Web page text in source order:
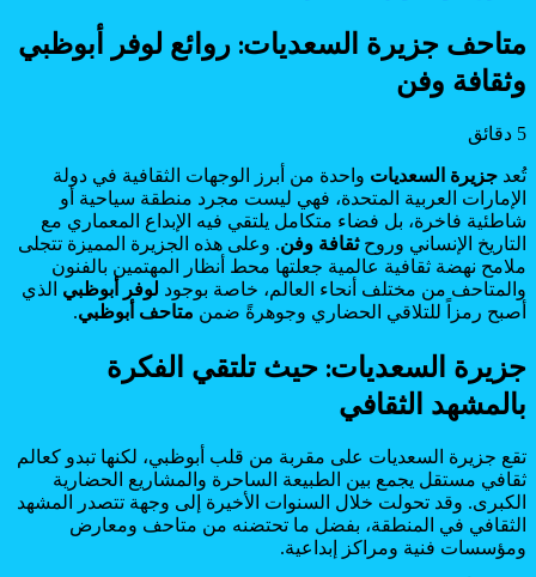
متاحف جزيرة السعديات: روائع لوفر أبوظبي
وثقافة وفن
5 دقائق
تُعد جزيرة السعديات واحدة من أبرز الوجهات الثقافية في دولة
الإمارات العربية المتحدة، فهي ليست مجرد منطقة سياحية أو
شاطئية فاخرة، بل فضاء متكامل يلتقي فيه الإبداع المعماري مع
التاريخ الإنساني وروحثقافة وفن. وعلى هذه الجزيرة المميزة تتجلى
ملامح نهضة ثقافية عالمية جعلتها محط أنظار المهتمين بالفنون
والمتاحف من مختلف أنحاء العالم، خاصة بوجود لوفر أبوظبي الذي
أصبح رمزاً للتلاقي الحضاري وجوهرةً ضمن متاحف أبوظبي.
جزيرة السعديات: حيث تلتقي الفكرة
بالمشهد الثقافي
تقع جزيرة السعديات على مقربة من قلب أبوظبي، لكنها تبدو كعالم
ثقافي مستقل يجمع بين الطبيعة الساحرة والمشاريع الحضارية
الكبرى. وقد تحولت خلال السنوات الأخيرة إلى وجهة تتصدر المشهد
الثقافي في المنطقة، بفضل ما تحتضنه من متاحف ومعارض
ومؤسسات فنية ومراكز إبداعية.